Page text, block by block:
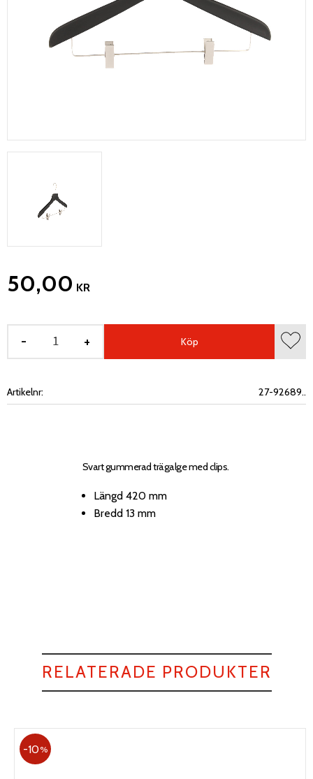
50,00 KR
+
- Köp
Artikelnr 27-92689..
Svart gummerad trägalge med clips.
Längd 420 mm
Bredd 13 mm
RELATERADE PRODUKTER
10%